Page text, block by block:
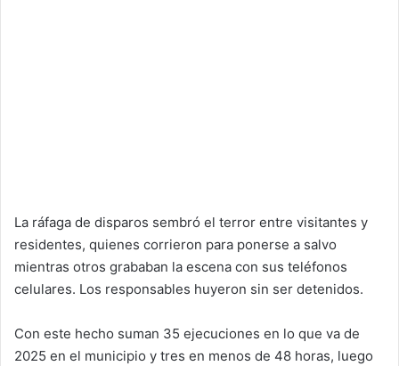
La ráfaga de disparos sembró el terror entre visitantes y
residentes, quienes corrieron para ponerse a salvo
mientras otros grababan la escena con sus teléfonos
celulares. Los responsables huyeron sin ser detenidos.
Con este hecho suman 35 ejecuciones en lo que va de
2025 en el municipio y tres en menos de 48 horas, luego